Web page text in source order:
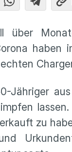
über
haben
Jähriger
zu